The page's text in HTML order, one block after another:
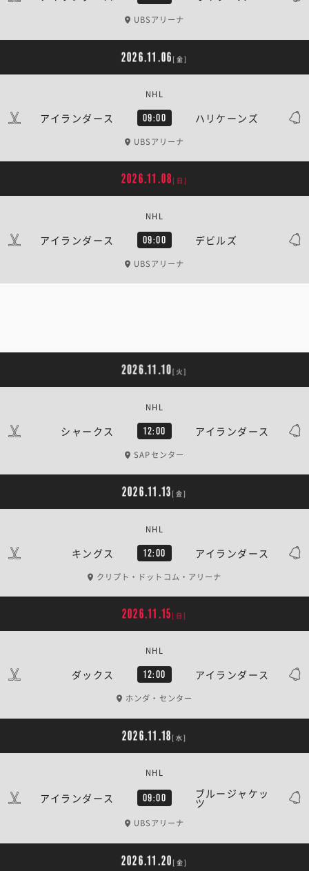
UBSアリーナ
2026.11.06 [金]
アイランダース 09:00 ハリケーンズ
NHL
UBSアリーナ
2026.11.08 [日]
アイランダース 09:00 デビルズ
NHL
UBSアリーナ
2026.11.10[火]
シャークス 12:00 アイランダース
NHL
SAPセンター
2026.11.13 [金]
キングス 12:00 アイランダース
NHL
クリプト・ドットコム・アリーナ
2026.11.15 [日]
ダックス 12:00 アイランダース
NHL
ホンダ・センター
2026.11.18 [水]
アイランダース 09:00 ブルージャケッ
ツ
NHL
UBSアリーナ
2026.11.20 [金]